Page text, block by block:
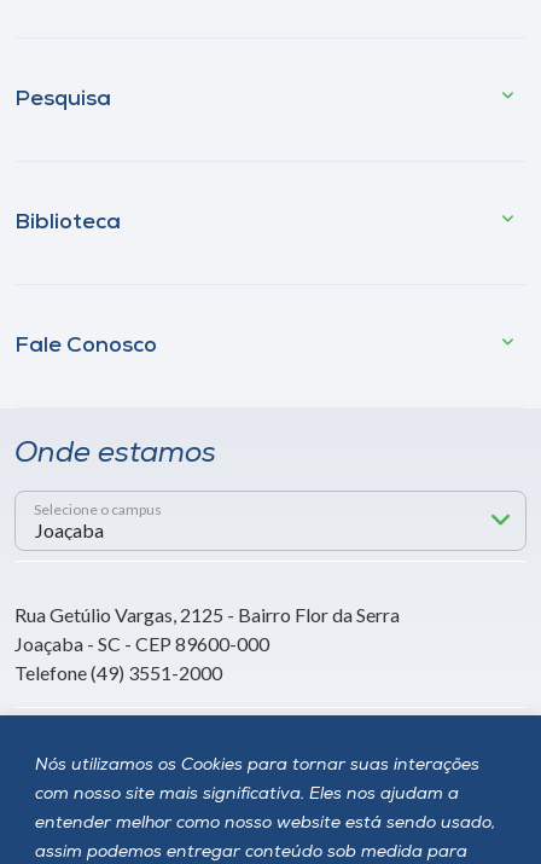
Nós utilizamos os Cookies para tornar suas interações
com nosso site mais significativa. Eles nos ajudam a
entender melhor como nosso website está sendo usado,
assim podemos entregar conteúdo sob medida para
Pesquisa
Biblioteca
Fale Conosco
Onde estamos
Selecione o campus
Rua Getúlio Vargas, 2125 - Bairro Flor da Serra
Joaçaba - SC - CEP 89600-000
Telefone (49) 3551-2000
Siga a Unoesc